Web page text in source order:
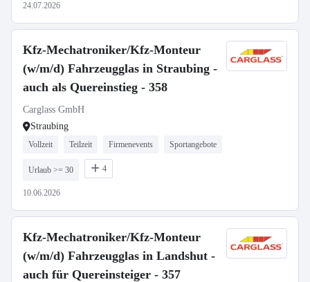
24.07.2026
Kfz-Mechatroniker/Kfz-Monteur
(w/m/d) Fahrzeugglas in Straubing -
auch als Quereinstieg - 358
Carglass GmbH
Straubing
Vollzeit Teilzeit Firmenevents Sportangebote
Urlaub >= 30 4
10.06.2026
Kfz-Mechatroniker/Kfz-Monteur
(w/m/d) Fahrzeugglas in Landshut -
auch für Quereinsteiger - 357